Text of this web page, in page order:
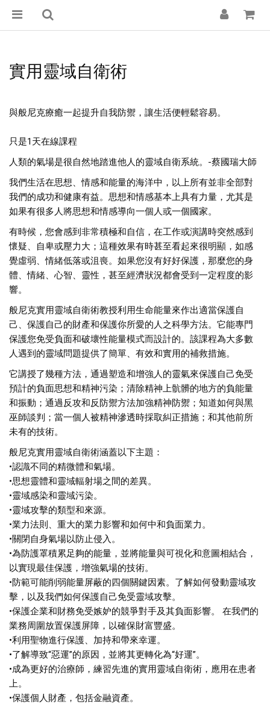
實用靈域自衛術
與般尼克療癒一起提升自我防禦，讓生活便輕鬆容易。
只是1天在線課程
人類的氣場是很自然地踏進他人的靈域自衛系統。-蔡國瑞大師
我們生活在思想、情感和能量的海洋中，以上所有並非全部對
我們的成功和健康有益。思想和情感基本上具有力量，尤其是
如果有很多人將思想和情感導向一個人或一個國家。
有時候，您會感到非常積極和自信，在工作或演講時突然感到
懷疑、自卑或壓力大；這種效果有時甚至看起來很明顯，如感
覺虛弱、情緒低落或沮喪。如果您沒有好好保護，那麼您的身
體、情緒、心智、靈性，甚至經濟狀況都會受到一定程度的影
響。
般尼克實用靈域自衛術教授利用生命能量來作出適當保護自
己、保護自己的財產和保護你所愛的人之科學方法。它能專門
保護您免受負面和破壞性能量模式而設計的。該課程為大多數
人遇到的靈域問題提供了簡單、有效和實用的補救措施。
它講授了幾種方法，通過塑造和增強人的靈氣來保護自己免受
預計的負面思想和精神污染；清除精神上骯髒的地方的負能量
和振動；通過反攻和反防禦方法加強精神防禦；知道如何與黑
巫師談判；當一個人被精神滲透時採取糾正措施；和其他前所
未有的技術。
般尼克實用靈域自衛術涵蓋以下主題：
•認識不同的精微體和氣場。
•思想靈體和靈域輻射場之間的差異。
•靈域感染和靈域污染。
•靈域攻擊的類型和來源。
•業力法則、重大的業力影響和如何中和負面業力。
•關閉自身氣場以防止侵入。
•為防護罩積累足夠的能量，並將能量與可視化和意圖相結合，
以實現最佳保護，增強氣場的技術。
•防範可能削弱能量屏蔽的四個關鍵因素。了解如何發動靈域攻
擊，以及我們如何保護自己免受靈域攻擊。
•保護企業和財務免受嫉妒的競爭對手及其負面影響。 在我們的
業務周圍放置保護屏障，以確保財富豐盛。
•利用聖物進行保護、加持和帶來幸運。
•了解導致“惡運”的原因，並將其更轉化為“好運”。
•成為更好的治療師，練習先進的實用靈域自衛術，應用在患者
上。
•保護個人財產，包括金融資產。